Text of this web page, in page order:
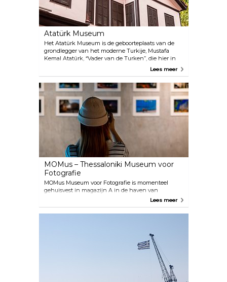
Atatürk Museum
Het Atatürk Museum is de geboorteplaats van de
grondlegger van het moderne Turkije, Mustafa
Kemal Atatürk, “Vader van de Turken”, die hier in
1881 werd geboren. Het is een huis van drie
originele meubels. Alle ontbrekende voorwerpen
werden vervangen door voorwerpen uit het
mausoleum van Kemal en van het Topkapipaleis in
Istanbul. Uiteraard is het museum erg populair bij
bezoekers uit Turkije. In Ankara is een replica van
het huis gebouwd.
Lees meer
MOMus – Thessaloniki Museum voor
Fotografie
MOMus Museum voor Fotografie is momenteel
gehuisvest in magazijn A in de haven van
Thessaloniki, naast het Cinema Museum van
Thessaloniki. De missie van het museum is om
foto's te verzamelen, met name historische en
evenementen, en publiceert boeken over fotografie.
Kijk op de website van MOMus voor de laatste
Lees meer